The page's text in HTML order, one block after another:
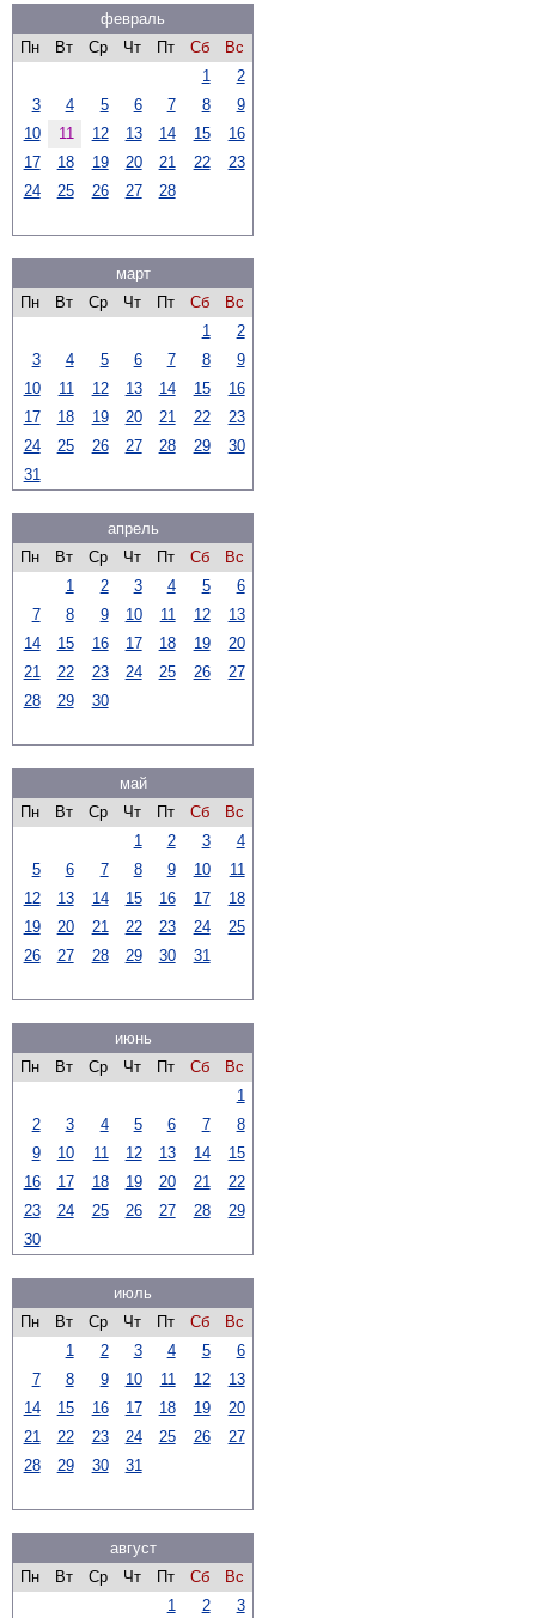
февраль
Пн
Вт Ср Чт Пт Сб
Вс
1
2
3
4 5 6 7 8
9
10
11 12 13 14 15
16
17
18 19 20 21 22
23
24
25 26 27 28
март
Пн
Вт Ср Чт Пт Сб
Вс
1
2
3
4 5 6 7 8
9
10
11 12 13 14 15
16
17
18 19 20 21 22
23
24
25 26 27 28 29
30
31
апрель
Пн
Вт Ср Чт Пт Сб
Вс
1
2 3 4 5
6
7
8 9 10 11 12
13
14
15 16 17 18 19
20
21
22 23 24 25 26
27
28
29 30
май
Пн
Вт Ср Чт Пт Сб
Вс
1
2 3
4
5
6 7 8 9 10
11
12
13 14 15 16 17
18
19
20 21 22 23 24
25
26
27 28 29 30 31
июнь
Пн
Вт Ср Чт Пт Сб
Вс
1
2
3 4 5 6 7
8
9
10 11 12 13 14
15
16
17 18 19 20 21
22
23
24 25 26 27 28
29
30
июль
Пн
Вт Ср Чт Пт Сб
Вс
1
2 3 4 5
6
7
8 9 10 11 12
13
14
15 16 17 18 19
20
21
22 23 24 25 26
27
28
29 30 31
август
Пн
Вт Ср Чт Пт Сб
Вс
1
2
3